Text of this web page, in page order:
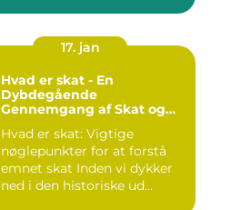
17. jan
Hvad er skat - En
Dybdegående
Gennemgang af Skat og
Tid
Hvad er skat: Vigtige
nøglepunkter for at forstå
emnet skat Inden vi dykker
ned i den historiske ud...